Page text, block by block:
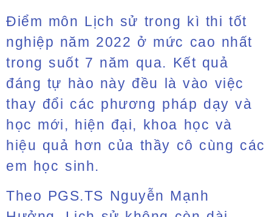
Điểm môn Lịch sử trong kì thi tốt
nghiệp năm 2022 ở mức cao nhất
trong suốt 7 năm qua. Kết quả
đáng tự hào này đều là vào việc
thay đổi các phương pháp dạy và
học mới, hiện đại, khoa học và
hiệu quả hơn của thầy cô cùng các
em học sinh.
Theo PGS.TS Nguyễn Mạnh